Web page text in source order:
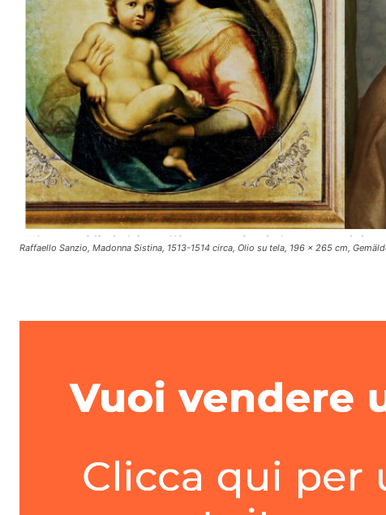
Raffaello Sanzio, Madonna Sistina, 1513-1514 circa, Olio su tela, 196 x 265 cm,